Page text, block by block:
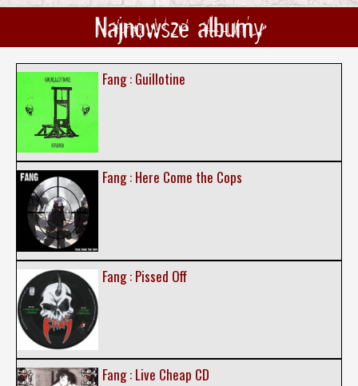
Najnowsze albumy
Fang : Guillotine
Fang : Here Come the Cops
Fang : Pissed Off
Fang : Live Cheap CD